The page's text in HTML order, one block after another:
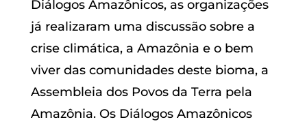
Diálogos Amazônicos, as organizações
já realizaram uma discussão sobre a
crise climática, a Amazônia e o bem
viver das comunidades deste bioma, a
Assembleia dos Povos da Terra pela
Amazônia. Os Diálogos Amazônicos